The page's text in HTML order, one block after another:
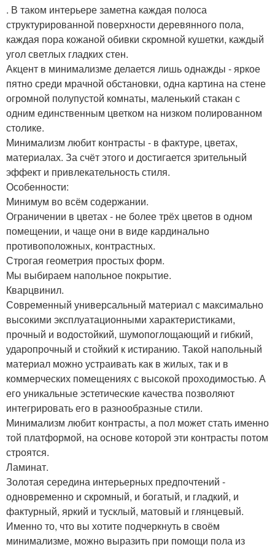
. В таком интерьере заметна каждая полоса
структурированной поверхности деревянного пола,
каждая пора кожаной обивки скромной кушетки, каждый
угол светлых гладких стен.
Акцент в минимализме делается лишь однажды - яркое
пятно среди мрачной обстановки, одна картина на стене
огромной полупустой комнаты, маленький стакан с
одним единственным цветком на низком полированном
столике.
Минимализм любит контрасты - в фактуре, цветах,
материалах. За счёт этого и достигается зрительный
эффект и привлекательность стиля.
Особенности:
Минимум во всём содержании.
Ограничении в цветах - не более трёх цветов в одном
помещении, и чаще они в виде кардинально
противоположных, контрастных.
Строгая геометрия простых форм.
Мы выбираем напольное покрытие.
Кварцвинил.
Современный универсальный материал с максимально
высокими эксплуатационными характеристиками,
прочный и водостойкий, шумопоглощающий и гибкий,
ударопрочный и стойкий к истиранию. Такой напольный
материал можно устраивать как в жилых, так и в
коммерческих помещениях с высокой проходимостью. А
его уникальные эстетические качества позволяют
интегрировать его в разнообразные стили.
Минимализм любит контрасты, а пол может стать именно
той платформой, на основе которой эти контрасты потом
строятся.
Ламинат.
Золотая середина интерьерных предпочтений -
одновременно и скромный, и богатый, и гладкий, и
фактурный, яркий и тусклый, матовый и глянцевый.
Именно то, что вы хотите подчеркнуть в своём
минимализме, можно выразить при помощи пола из